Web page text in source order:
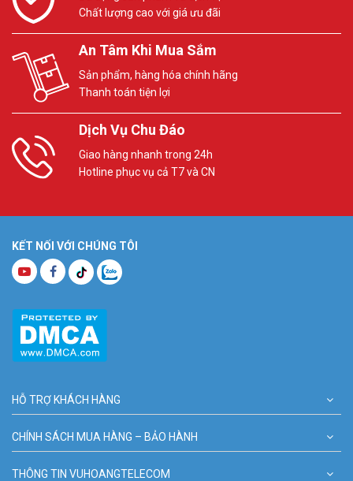
Chất lượng cao với giá ưu đãi
An Tâm Khi Mua Sắm
Sản phẩm, hàng hóa chính hãng
Thanh toán tiện lợi
Dịch Vụ Chu Đáo
Giao hàng nhanh trong 24h
Hotline phục vụ cả T7 và CN
KẾT NỐI VỚI CHÚNG TÔI
HỖ TRỢ KHÁCH HÀNG
CHÍNH SÁCH MUA HÀNG – BẢO HÀNH
THÔNG TIN VUHOANGTELECOM